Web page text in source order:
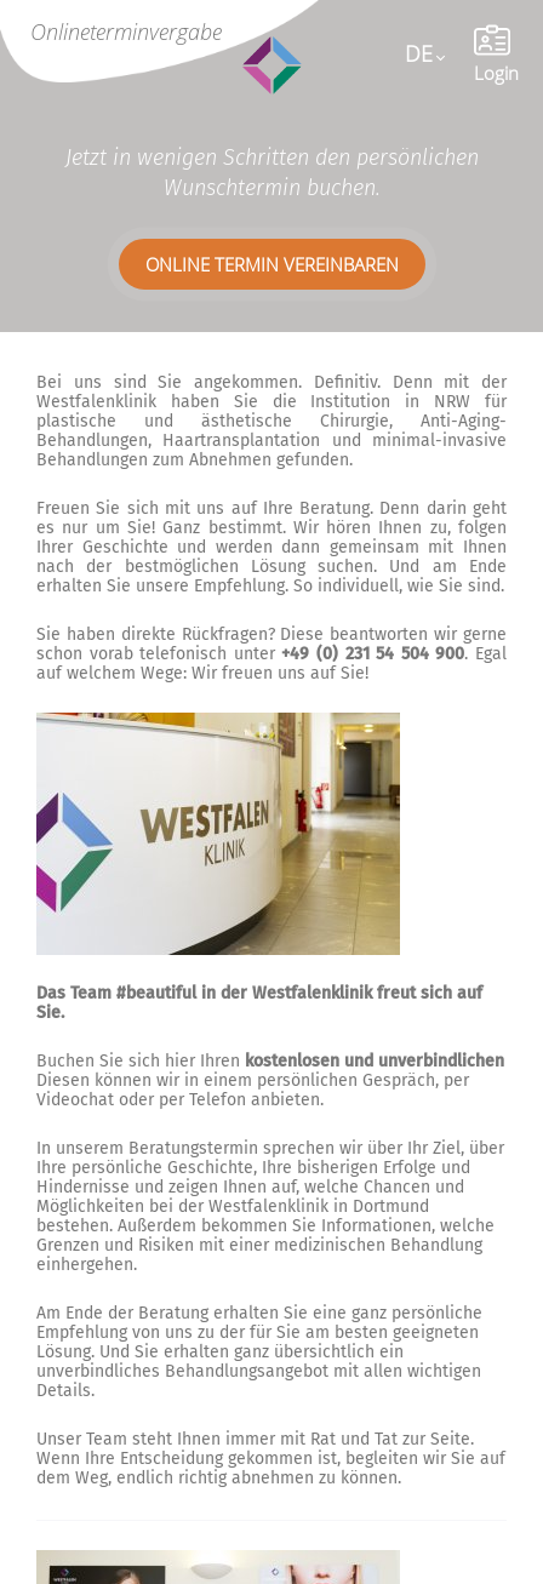
Onlineterminvergabe
Jetzt in wenigen Schritten den persönlichen
Wunschtermin buchen.
ONLINE TERMIN VEREINBAREN
DE Language
Login
Bei uns sind Sie angekommen. Definitiv. Denn mit der
Westfalenklinik haben Sie die Institution in NRW für
plastische und ästhetische Chirurgie, Anti-Aging-
Behandlungen, Haartransplantation und minimal-invasive
Behandlungen zum Abnehmen gefunden.
Freuen Sie sich mit uns auf Ihre Beratung. Denn darin geht
es nur um Sie! Ganz bestimmt. Wir hören Ihnen zu, folgen
Ihrer Geschichte und werden dann gemeinsam mit Ihnen
nach der bestmöglichen Lösung suchen. Und am Ende
erhalten Sie unsere Empfehlung. So individuell, wie Sie sind.
Sie haben direkte Rückfragen? Diese beantworten wir gerne
schon vorab telefonisch unter+49 (0) 231 54 504 900. Egal
auf welchem Wege: Wir freuen uns auf Sie!
Das Team #beautiful in der Westfalenklinik freut sich auf
Sie.
Buchen Sie sich hier Ihren kostenlosen und unverbindlichen
Diesen können wir in einem persönlichen Gespräch, per
Videochat oder per Telefon anbieten.
In unserem Beratungstermin sprechen wir über Ihr Ziel, über
Ihre persönliche Geschichte, Ihre bisherigen Erfolge und
Hindernisse und zeigen Ihnen auf, welche Chancen und
Möglichkeiten bei der Westfalenklinik in Dortmund
bestehen. Außerdem bekommen Sie Informationen, welche
Grenzen und Risiken mit einer medizinischen Behandlung
einhergehen.
Am Ende der Beratung erhalten Sie eine ganz persönliche
Empfehlung von uns zu der für Sie am besten geeigneten
Lösung. Und Sie erhalten ganz übersichtlich ein
unverbindliches Behandlungsangebot mit allen wichtigen
Details.
Unser Team steht Ihnen immer mit Rat und Tat zur Seite.
Wenn Ihre Entscheidung gekommen ist, begleiten wir Sie auf
dem Weg, endlich richtig abnehmen zu können.